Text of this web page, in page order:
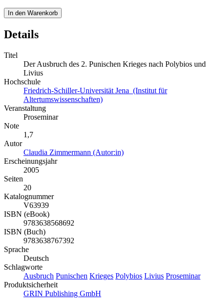
In den Warenkorb
Details
Titel
Der Ausbruch des 2. Punischen Krieges nach Polybios und
Livius
Hochschule
Friedrich-Schiller-Universität Jena (Institut für
Altertumswissenschaften)
Veranstaltung
Proseminar
Note
1,7
Autor
Claudia Zimmermann (Autor:in)
Erscheinungsjahr
2005
Seiten
20
Katalognummer
V63939
ISBN (eBook)
9783638568692
ISBN (Buch)
9783638767392
Sprache
Deutsch
Schlagworte
Ausbruch Punischen Krieges Polybios Livius Proseminar
Produktsicherheit
GRIN Publishing GmbH